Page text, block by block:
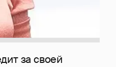
за своей